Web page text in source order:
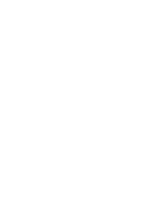
email